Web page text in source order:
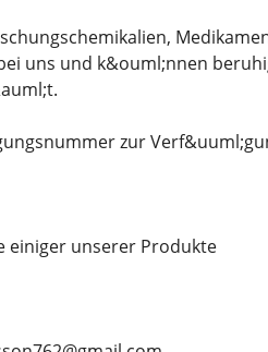
uns und k&ouml;nnen
zur
einiger unserer Produkte